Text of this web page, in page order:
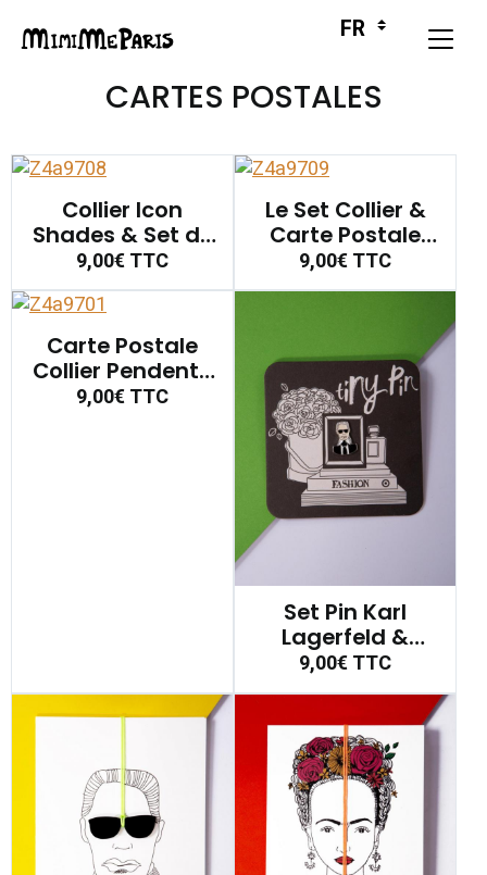
CARTES POSTALES
Collier Icon
Shades & Set de
Cartes Postales
9,00€TTC
Le Set Collier &
Carte Postale
Starstruck
Guitar
9,00€TTC
Carte Postale
Collier Pendentif
Os de Chien
9,00€TTC
Set Pin Karl
Lagerfeld &
Carte Postale
9,00€TTC